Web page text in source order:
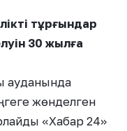
тұрғындар
30 жылға
ауданында
жөнделген
«Хабар 24»